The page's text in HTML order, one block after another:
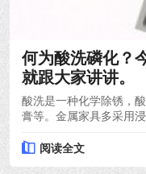
何为酸洗磷化？
就跟大家讲讲。
酸洗是一种化学除锈，
膏等。金属家具多采用
阅读全文